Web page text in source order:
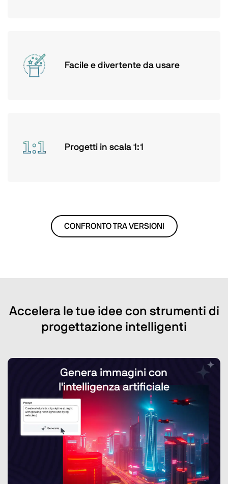
Facile e divertente da usare
Progetti in scala 1:1
CONFRONTO TRA VERSIONI
Accelera le tue idee con strumenti di
progettazione intelligenti
Genera immagini con
l'intelligenza artificiale